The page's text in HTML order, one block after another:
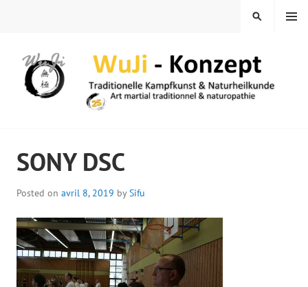
MENU
SEARCH
SONY DSC
Posted on avril 8, 2019 bySifu